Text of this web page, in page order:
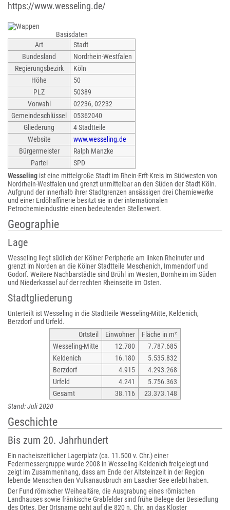
https://www.wesseling.de/
Basisdaten
Art
Stadt
Bundesland
Nordrhein-Westfalen
Regierungsbezirk
Köln
Höhe
50
PLZ
50389
Vorwahl
02236, 02232
Gemeindeschlüssel
05362040
Gliederung
4 Stadtteile
Website
www.wesseling.de
Bürgermeister
Ralph Manzke
Partei
SPD
Wesseling ist eine mittelgroße Stadt im Rhein-Erft-Kreis im Südwesten von
Nordrhein-Westfalen und grenzt unmittelbar an den Süden der Stadt Köln.
Aufgrund der innerhalb ihrer Stadtgrenzen ansässigen drei Chemiewerke
und einer Erdölraffinerie besitzt sie in der internationalen
Petrochemieindustrie einen bedeutenden Stellenwert.
Geographie
Lage
Wesseling liegt südlich der Kölner Peripherie am linken Rheinufer und
grenzt im Norden an die Kölner Stadtteile Meschenich, Immendorf und
Godorf. Weitere Nachbarstädte sind Brühl im Westen, Bornheim im Süden
und Niederkassel auf der rechten Rheinseite im Osten.
Stadtgliederung
Unterteilt ist Wesseling in die Stadtteile Wesseling-Mitte, Keldenich,
Berzdorf und Urfeld.
Ortsteil
Einwohner
Fläche in m²
Wesseling-Mitte
12.780
7.787.685
Keldenich
16.180
5.535.832
Berzdorf
4.915
4.293.268
Urfeld
4.241
5.756.363
Gesamt
38.116
23.373.148
Stand: Juli 2020
Geschichte
Bis zum 20. Jahrhundert
Ein nacheiszeitlicher Lagerplatz (ca. 11.500 v. Chr.) einer
Federmessergruppe wurde 2008 in Wesseling-Keldenich freigelegt und
zeigt im Zusammenhang, dass am Ende der Altsteinzeit in der Region
lebende Menschen den Vulkanausbruch am Laacher See erlebt haben.
Der Fund römischer Weihealtäre, die Ausgrabung eines römischen
Landhauses sowie fränkische Grabfelder sind frühe Belege der Besiedlung
des Ortes. Der Ortsname geht auf die 820 n. Chr. an das Kloster